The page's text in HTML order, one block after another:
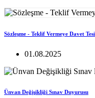
Sözleşme - Teklif Vermeye Davet
01.08.2025
Ünvan Değişikliği Sınav Duyurusu